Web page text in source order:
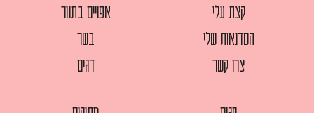
קצת עלי
הסדנאות שלי
צרו קשר
אפויים בתנור
בשר
דגים